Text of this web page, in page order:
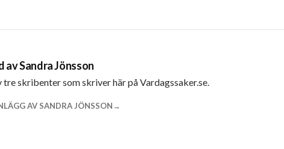
avSandra Jönsson
tre skribenter som skriver här på Vardagssaker.se.
AV SANDRA JÖNSSON